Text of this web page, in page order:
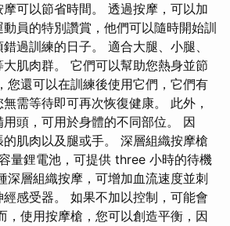
可以節省時間。 透過按摩，可以加
員的特別讚賞，他們可以隨時開始訓
過訓練的日子。 適合大腿、小腿、
肌肉群。 它們可以幫助您熱身並節
您還可以在訓練後使用它們，它們有
需等待即可再次恢復健康。 此外，
頭，可用於身體的不同部位。 因
肌肉以及腿或手。 深層組織按摩槍
量鋰電池，可提供 three 小時的待機
深層組織按摩，可增加血流速度並刺
感受器。 如果不加以控制，可能會
，使用按摩槍，您可以創造平衡，因